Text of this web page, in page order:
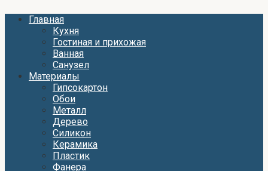
Главная
Кухня
Гостиная и прихожая
Ванная
Санузел
Материалы
Гипсокартон
Обои
Металл
Дерево
Силикон
Керамика
Пластик
Фанера